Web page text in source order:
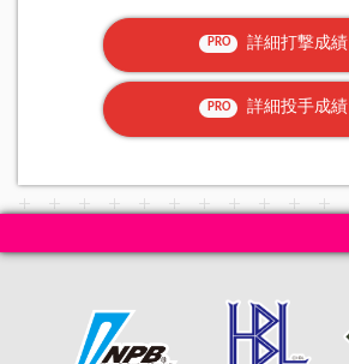
PRO 詳細打撃成績
PRO 詳細投手成績